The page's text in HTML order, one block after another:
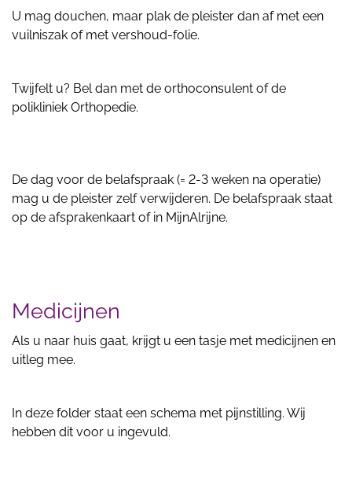
U mag douchen, maar plak de pleister dan af met een
vuilniszak of met vershoud-folie.
Twijfelt u? Bel dan met de orthoconsulent of de
polikliniek Orthopedie.
De dag voor de belafspraak (= 2-3 weken na operatie)
mag u de pleister zelf verwijderen. De belafspraak staat
op de afsprakenkaart of in MijnAlrijne.
Medicijnen
Als u naar huis gaat, krijgt u een tasje met medicijnen en
uitleg mee.
In deze folder staat een schema met pijnstilling. Wij
hebben dit voor u ingevuld.